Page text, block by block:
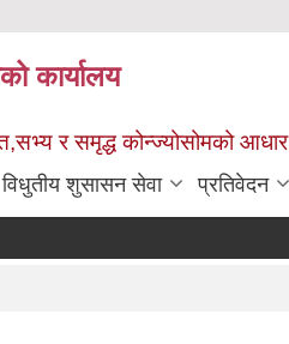
कार्यालय
र समृद्ध कोन्ज्योसोमको आधार
विधुतीय शुसासन सेवा प्रतिवेदन